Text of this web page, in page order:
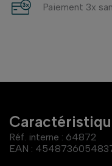
Paiement 3x
Réf. interne : 64872
EAN :